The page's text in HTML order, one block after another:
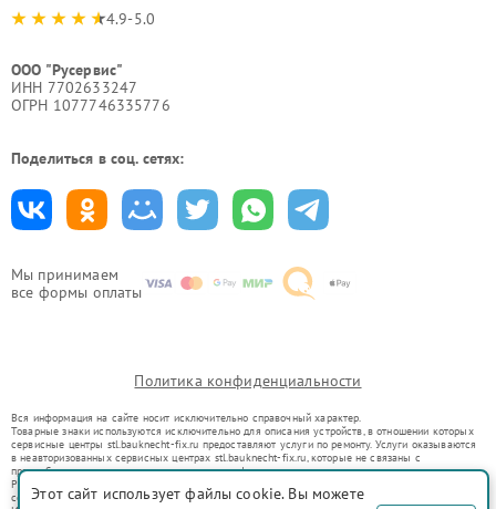
Мы принимаем
все формы оплаты
4.9-5.0
ООО "Русервис"
ИНН 7702633247
ОГРН 1077746335776
Поделиться в соц. сетях:
Политика конфиденциальности
Вся информация на сайте носит исключительно справочный характер.
Товарные знаки используются исключительно для описания устройств, в отношении которых
сервисные центры stl.bauknecht-fix.ru предоставляют услуги по ремонту. Услуги оказываются
в неавторизованных сервисных центрах stl.bauknecht-fix.ru, которые не связаны с
правообладателями товарных знаков или их официальными представителями.
Ремонт осуществляется для устройств, уже введенных в гражданский оборот в соответствии
со статьей 1487 ГК РФ.
Этот сайт использует файлы cookie. Вы можете